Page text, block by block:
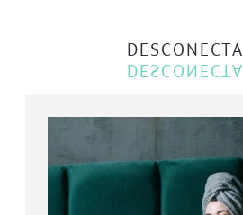
DESCONECTA